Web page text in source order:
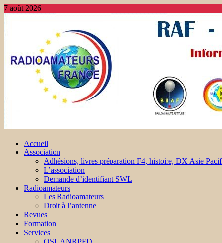
7 août 2026
Accueil
Association
Adhésions, livres préparation F4, histoire, DX Asie
L’association
Demande d’identifiant SWL
Radioamateurs
Les Radioamateurs
Droit à l’antenne
Revues
Formation
Services
QSL ANRPFD